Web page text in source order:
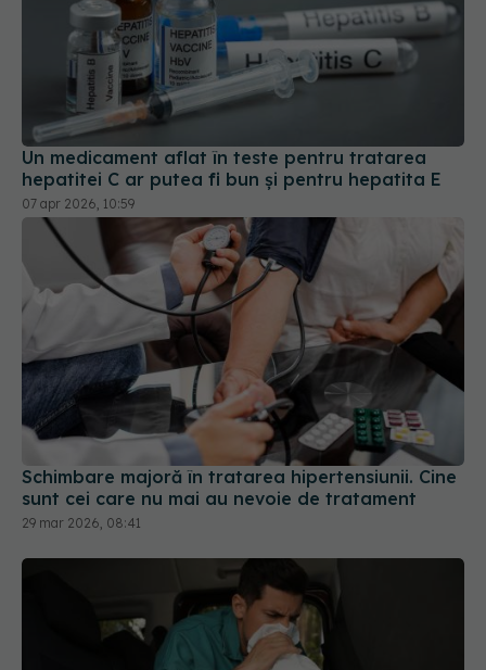
Un medicament aflat în teste pentru tratarea
hepatitei C ar putea fi bun și pentru hepatita E
07 apr 2026, 10:59
Schimbare majoră în tratarea hipertensiunii. Cine
sunt cei care nu mai au nevoie de tratament
29 mar 2026, 08:41